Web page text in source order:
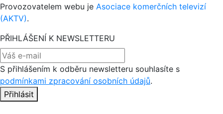
Provozovatelem webu je Asociace komerčních televizí
(AKTV).
PŘIHLÁŠENÍ K NEWSLETTERU
S přihlášením k odběru newsletteru souhlasíte s
podmínkami zpracování osobních údajů.
Přihlásit